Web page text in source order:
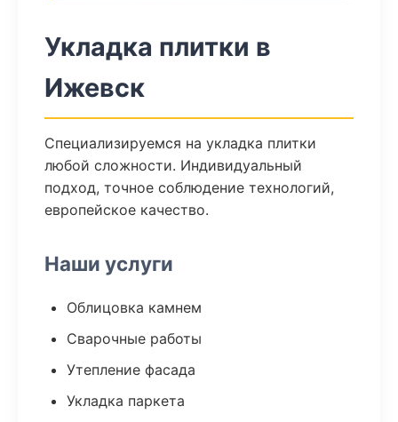
Укладка плитки в
Ижевск
Специализируемся на укладка плитки
любой сложности. Индивидуальный
подход, точное соблюдение технологий,
европейское качество.
Наши услуги
Облицовка камнем
Сварочные работы
Утепление фасада
Укладка паркета